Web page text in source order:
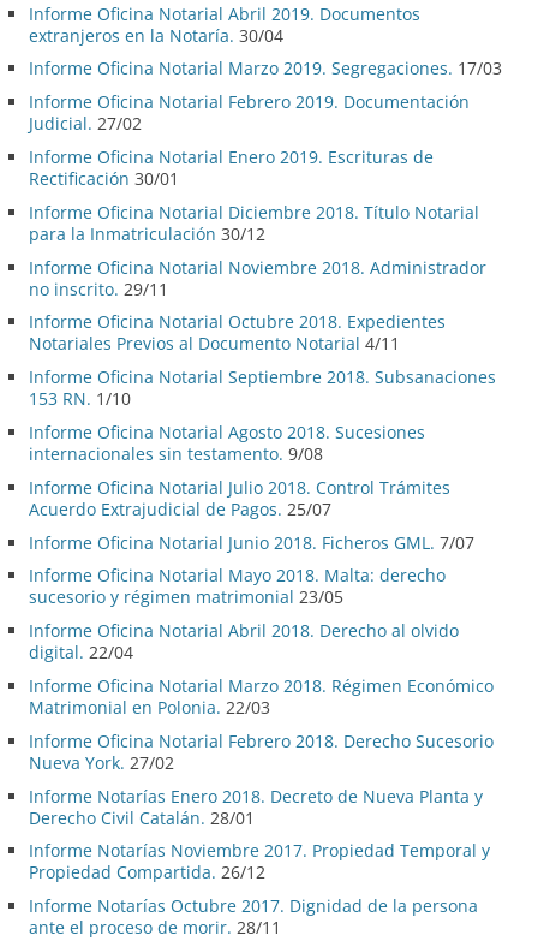
Informe Oficina Notarial Abril 2019. Documentos
extranjeros en la Notaría. 30/04
Informe Oficina Notarial Marzo 2019. Segregaciones. 17/03
Informe Oficina Notarial Febrero 2019. Documentación
Judicial. 27/02
Informe Oficina Notarial Enero 2019. Escrituras de
Rectificación 30/01
Informe Oficina Notarial Diciembre 2018. Título Notarial
para la Inmatriculación 30/12
Informe Oficina Notarial Noviembre 2018. Administrador
no inscrito. 29/11
Informe Oficina Notarial Octubre 2018. Expedientes
Notariales Previos al Documento Notarial 4/11
Informe Oficina Notarial Septiembre 2018. Subsanaciones
153 RN. 1/10
Informe Oficina Notarial Agosto 2018. Sucesiones
internacionales sin testamento. 9/08
Informe Oficina Notarial Julio 2018. Control Trámites
Acuerdo Extrajudicial de Pagos. 25/07
Informe Oficina Notarial Junio 2018. Ficheros GML. 7/07
Informe Oficina Notarial Mayo 2018. Malta: derecho
sucesorio y régimen matrimonial 23/05
Informe Oficina Notarial Abril 2018. Derecho al olvido
digital. 22/04
Informe Oficina Notarial Marzo 2018. Régimen Económico
Matrimonial en Polonia. 22/03
Informe Oficina Notarial Febrero 2018. Derecho Sucesorio
Nueva York. 27/02
Informe Notarías Enero 2018. Decreto de Nueva Planta y
Derecho Civil Catalán. 28/01
Informe Notarías Noviembre 2017. Propiedad Temporal y
Propiedad Compartida. 26/12
Informe Notarías Octubre 2017. Dignidad de la persona
ante el proceso de morir. 28/11